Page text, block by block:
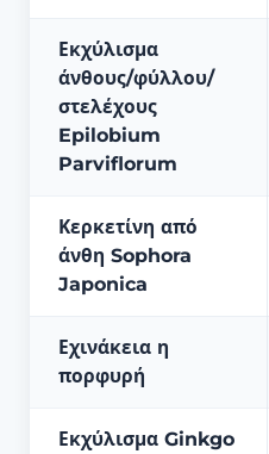
Εκχύλισμα
άνθους/φύλλου/
στελέχους
Epilobium
Parviflorum
Κερκετίνη από
άνθη Sophora
Japonica
Εχινάκεια η
πορφυρή
Εκχύλισμα Ginkgo